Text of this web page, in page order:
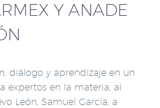
Y ANADE
diálogo y aprendizaje en un
expertos en la materia, al
León, Samuel García; a